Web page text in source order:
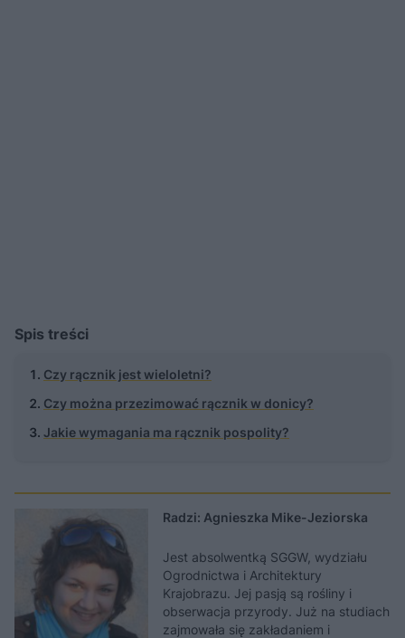
Spis treści
Czy rącznik jest wieloletni?
Czy można przezimować rącznik w donicy?
Jakie wymagania ma rącznik pospolity?
Radzi: Agnieszka Mike-Jeziorska
Jest absolwentką SGGW, wydziału
Ogrodnictwa i Architektury
Krajobrazu. Jej pasją są rośliny i
obserwacja przyrody. Już na studiach
zajmowała się zakładaniem i